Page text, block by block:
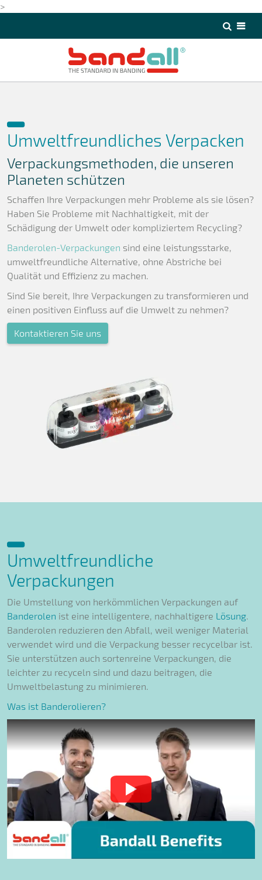
>
Umweltfreundliches Verpacken
Verpackungsmethoden, die unseren
Planeten schützen
Schaffen Ihre Verpackungen mehr Probleme als sie lösen?
Haben Sie Probleme mit Nachhaltigkeit, mit der
Schädigung der Umwelt oder kompliziertem Recycling?
Banderolen-Verpackungen sind eine leistungsstarke,
umweltfreundliche Alternative, ohne Abstriche bei
Qualität und Effizienz zu machen.
Sind Sie bereit, Ihre Verpackungen zu transformieren und
einen positiven Einfluss auf die Umwelt zu nehmen?
Kontaktieren Sie uns
Umweltfreundliche
Verpackungen
Die Umstellung von herkömmlichen Verpackungen auf
Banderolen ist eine intelligentere, nachhaltigere Lösung.
Banderolen reduzieren den Abfall, weil weniger Material
verwendet wird und die Verpackung besser recycelbar ist.
Sie unterstützen auch sortenreine Verpackungen, die
leichter zu recyceln sind und dazu beitragen, die
Umweltbelastung zu minimieren.
Was ist Banderolieren?